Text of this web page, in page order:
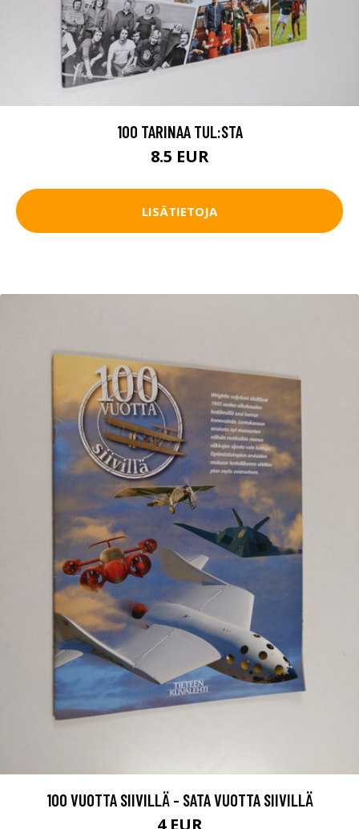
100 TARINAA TUL:STA
8.5 EUR
LISÄTIETOJA
100 VUOTTA SIIVILLÄ - SATA VUOTTA SIIVILLÄ
4 EUR